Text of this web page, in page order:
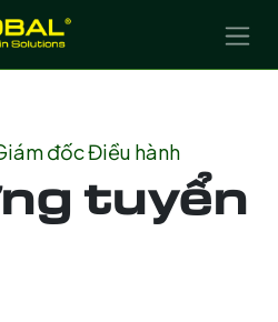
đốc Điều hành
tuyển